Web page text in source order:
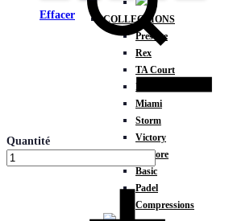
COLLECTIONS
Prestige
Rex
TA Court
Premium
Miami
Storm
Victory
Météore
Basic
Padel
Compressions
Effacer
Quantité